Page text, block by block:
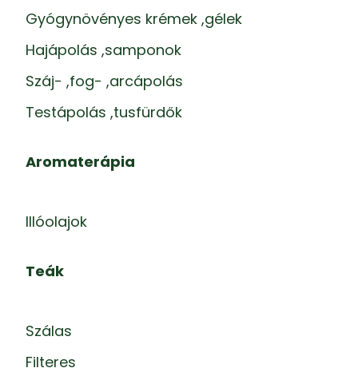
Gyógynövényes krémek ,gélek
Hajápolás ,samponok
Száj- ,fog- ,arcápolás
Testápolás ,tusfürdők
Aromaterápia
Illóolajok
Teák
Szálas
Filteres